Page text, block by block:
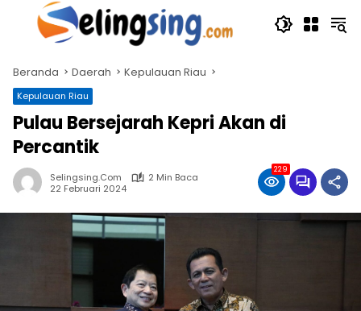
Langsung
Beranda Daerah Kepulauan Riau
Kepulauan Riau
Pulau Bersejarah Kepri Akan di
Percantik
Selingsing.com
2 Min Baca
22 Februari 2024
229